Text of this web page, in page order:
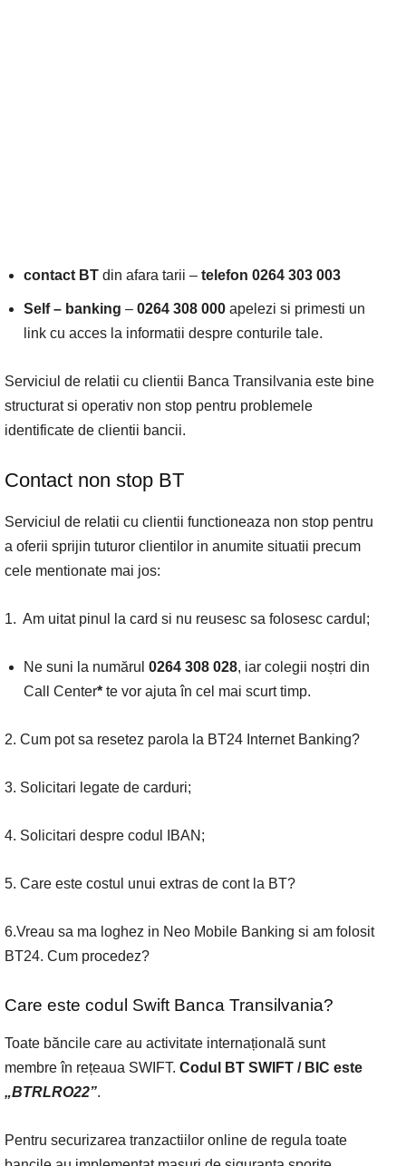
contact BT din afara tarii – telefon 0264 303 003
Self – banking – 0264 308 000 apelezi si primesti un
link cu acces la informatii despre conturile tale.
Serviciul de relatii cu clientii Banca Transilvania este bine
structurat si operativ non stop pentru problemele
identificate de clientii bancii.
Contact non stop BT
Serviciul de relatii cu clientii functioneaza non stop pentru
a oferii sprijin tuturor clientilor in anumite situatii precum
cele mentionate mai jos:
1. Am uitat pinul la card si nu reusesc sa folosesc cardul;
Ne suni la numărul 0264 308 028, iar colegii noștri din
Call Center* te vor ajuta în cel mai scurt timp.
2. Cum pot sa resetez parola la BT24 Internet Banking?
3. Solicitari legate de carduri;
4. Solicitari despre codul IBAN;
5. Care este costul unui extras de cont la BT?
6.Vreau sa ma loghez in Neo Mobile Banking si am folosit
BT24. Cum procedez?
Care este codul Swift Banca Transilvania?
Toate băncile care au activitate internațională sunt
membre în rețeaua SWIFT. Codul BT SWIFT / BIC este
„BTRLRO22”.
Pentru securizarea tranzactiilor online de regula toate